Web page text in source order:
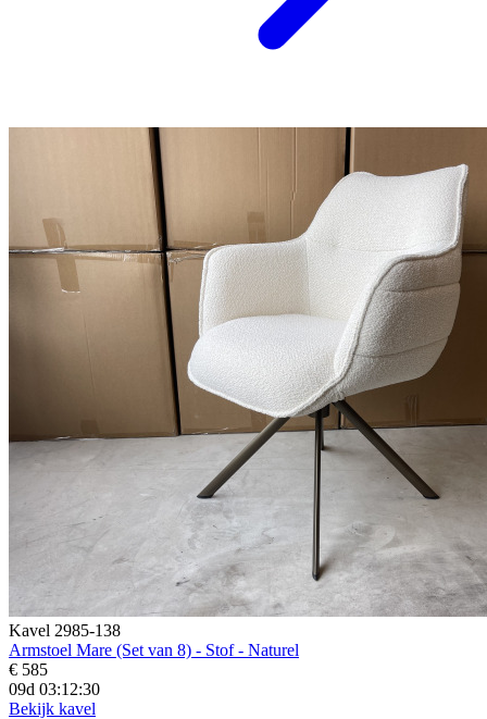
Kavel 2985-138
Armstoel Mare (Set van 8) - Stof - Naturel
€ 585
09d 03:12:28
Bekijk kavel